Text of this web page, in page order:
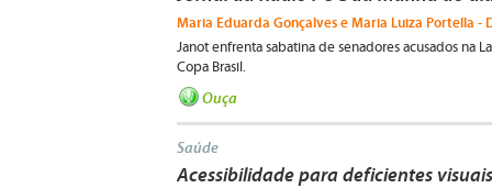
Maria Eduarda Gonçalves e Maria Luiza Portella -
Janot enfrenta sabatina de senadores acusados na
Copa Brasil.
Ouça
Saúde
Acessibilidade para deficientes